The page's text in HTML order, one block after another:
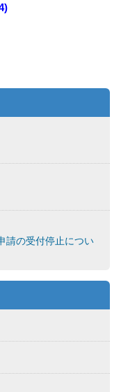
請の受付停止につい